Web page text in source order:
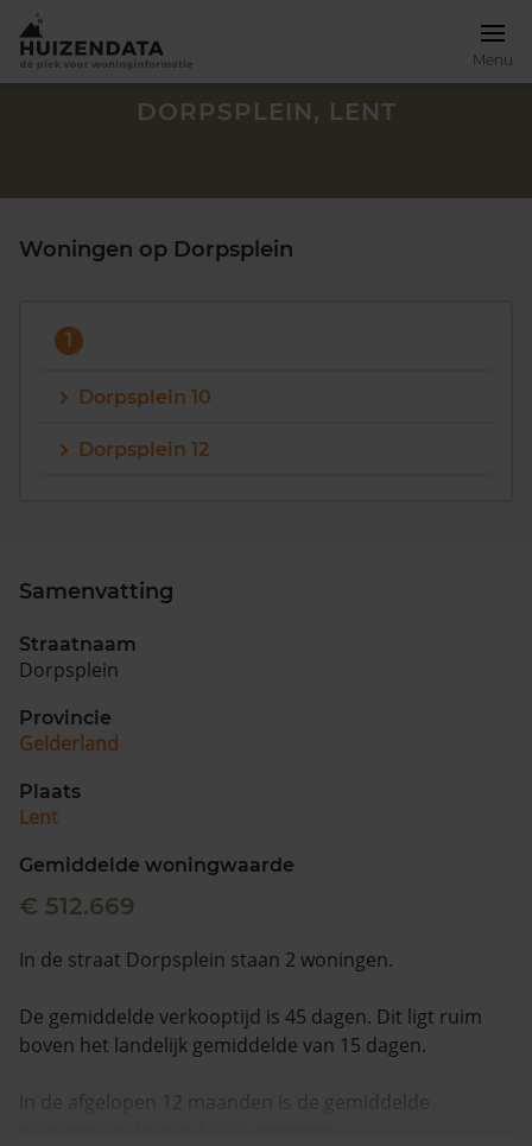
Menu
Vragen? Neem contact met ons op
Maandag t/m vrijdag - 08:00 -18:00
DORPSPLEIN, LENT
Woningen op Dorpsplein
1
Dorpsplein 10
Dorpsplein 12
Samenvatting
Straatnaam
Dorpsplein
Provincie
Gelderland
Plaats
Lent
Gemiddelde woningwaarde
€ 512.669
In de straat Dorpsplein staan 2 woningen.
De gemiddelde verkooptijd is 45 dagen. Dit ligt ruim
boven het landelijk gemiddelde van 15 dagen.
In de afgelopen 12 maanden is de gemiddelde